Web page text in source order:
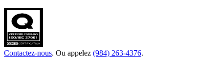
Contactez-nous. Ou appelez (984) 263-4376.